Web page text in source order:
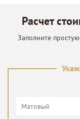
Расчет
Заполните